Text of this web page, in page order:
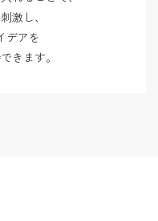
激し、
デアを
きます。